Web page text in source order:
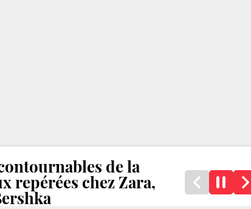
de la
repérées chez Zara,